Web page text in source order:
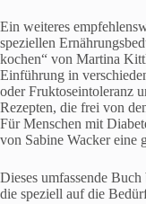
Ein weiteres
speziellen
kochen“ von Martina
Einführung in
oder Fruktoseintoleranz
Rezepten, die frei von
Für Menschen mit
von Sabine Wacker eine
Dieses umfassende
die speziell auf die